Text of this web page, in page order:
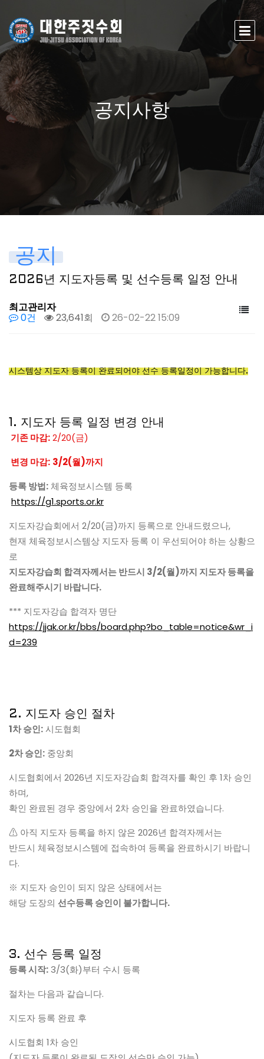
공지사항
공지
2026년 지도자등록 및 선수등록 일정 안내
최고관리자
0건 23,641회 26-02-22 15:09
시스템상 지도자 등록이 완료되어야 선수 등록일정이 가능합니다.
1. 지도자 등록 일정 변경 안내
기존 마감:2/20(금)
변경 마감: 3/2(월)까지
등록 방법:체육정보시스템 등록
https://g1.sports.or.kr
지도자강습회에서 2/20(금)까지 등록으로 안내드렸으나,
현재 체육정보시스템상 지도자 등록 이 우선되어야 하는 상황으
로
지도자강습회 합격자께서는 반드시 3/2(월)까지 지도자 등록을
완료해주시기 바랍니다.
*** 지도자강습 합격자 명단
https://jjak.or.kr/bbs/board.php?bo_table=notice&wr_i
d=239
2. 지도자 승인 절차
1차 승인:시도협회
2차 승인: 중앙회
시도협회에서 2026년 지도자강습회 합격자를 확인 후 1차 승인
하며,
확인 완료된 경우 중앙에서 2차 승인을 완료하였습니다.
⚠ 아직 지도자 등록을 하지 않은 2026년 합격자께서는
반드시 체육정보시스템에 접속하여 등록을 완료하시기 바랍니
다.
※ 지도자 승인이 되지 않은 상태에서는
해당 도장의 선수등록 승인이 불가합니다.
3. 선수 등록 일정
등록 시작: 3/3(화)부터 수시 등록
절차는 다음과 같습니다.
지도자 등록 완료 후
시도협회 1차 승인